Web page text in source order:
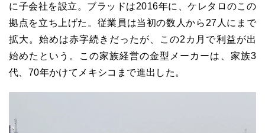
に子会社を設立。ブラッドは2016年に、ケレタロのこの
拠点を立ち上げた。従業員は当初の数人から27人にまで
拡大。始めは赤字続きだったが、この2カ月で利益が出
始めたという。この家族経営の金型メーカーは、家族3
代、70年かけてメキシコまで進出した。